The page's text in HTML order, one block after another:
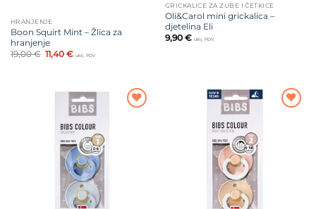
HRANJENJE
Boon Squirt Mint – Žlica za
hranjenje
19,00€ Izvorna
cijena
11,40€Trenutna
uklj. PDV
GRICKALICE ZA ZUBE I ČETKICE
Oli&Carol mini grickalica –
djetelina Eli
9,90 € uklj. PDV